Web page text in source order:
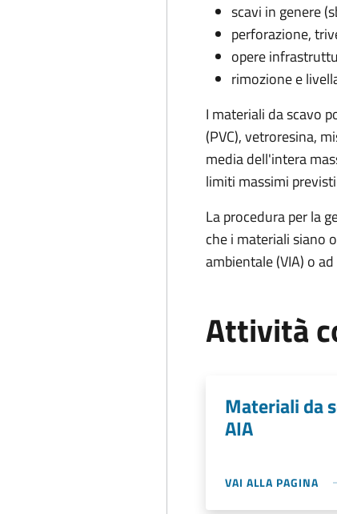
scavi in genere
perforazione,
opere
rimozione e
I materiali da scavo
(PVC), vetroresina,
media dell'intera
limiti massimi
La procedura per la
che i materiali siano
ambientale (VIA) o
Attività
Materiali da
AIA
VAI ALLA PAGINA